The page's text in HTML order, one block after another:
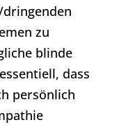
zu
blinde
dass
persönlich